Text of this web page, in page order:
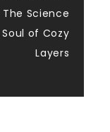
Science
of Cozy
Layers